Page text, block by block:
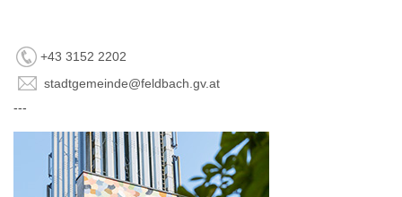
+43 3152 2202
stadtgemeinde@feldbach.gv.at
---